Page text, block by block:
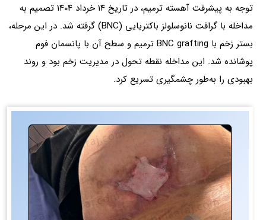
توجه به پیشرفت آهسته ترمیم، در تاریخ ۱۴ خرداد ۱۴۰۴ تصمیم به
مداخله با گرافت نانوسلولز باکتریایی (BNC) گرفته شد. در این مرحله،
بستر زخم با BNC grafting ترمیم و سطح آن با پانسمان فوم
پوشانده شد. این مداخله نقطه تحول در مدیریت زخم بود و روند
بهبودی را به‌طور چشمگیری تسریع کرد.